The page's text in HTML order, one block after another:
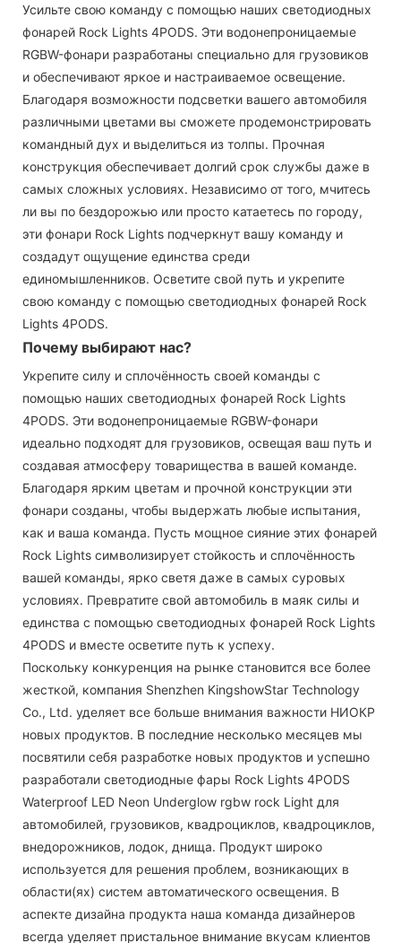
Усильте свою команду с помощью наших светодиодных
фонарей Rock Lights 4PODS. Эти водонепроницаемые
RGBW-фонари разработаны специально для грузовиков
и обеспечивают яркое и настраиваемое освещение.
Благодаря возможности подсветки вашего автомобиля
различными цветами вы сможете продемонстрировать
командный дух и выделиться из толпы. Прочная
конструкция обеспечивает долгий срок службы даже в
самых сложных условиях. Независимо от того, мчитесь
ли вы по бездорожью или просто катаетесь по городу,
эти фонари Rock Lights подчеркнут вашу команду и
создадут ощущение единства среди
единомышленников. Осветите свой путь и укрепите
свою команду с помощью светодиодных фонарей Rock
Lights 4PODS.
Почему выбирают нас?
Укрепите силу и сплочённость своей команды с
помощью наших светодиодных фонарей Rock Lights
4PODS. Эти водонепроницаемые RGBW-фонари
идеально подходят для грузовиков, освещая ваш путь и
создавая атмосферу товарищества в вашей команде.
Благодаря ярким цветам и прочной конструкции эти
фонари созданы, чтобы выдержать любые испытания,
как и ваша команда. Пусть мощное сияние этих фонарей
Rock Lights символизирует стойкость и сплочённость
вашей команды, ярко светя даже в самых суровых
условиях. Превратите свой автомобиль в маяк силы и
единства с помощью светодиодных фонарей Rock Lights
4PODS и вместе осветите путь к успеху.
Поскольку конкуренция на рынке становится все более
жесткой, компания Shenzhen KingshowStar Technology
Co., Ltd. уделяет все больше внимания важности НИОКР
новых продуктов. В последние несколько месяцев мы
посвятили себя разработке новых продуктов и успешно
разработали светодиодные фары Rock Lights 4PODS
Waterproof LED Neon Underglow rgbw rock Light для
автомобилей, грузовиков, квадроциклов, квадроциклов,
внедорожников, лодок, днища. Продукт широко
используется для решения проблем, возникающих в
области(ях) систем автоматического освещения. В
аспекте дизайна продукта наша команда дизайнеров
всегда уделяет пристальное внимание вкусам клиентов